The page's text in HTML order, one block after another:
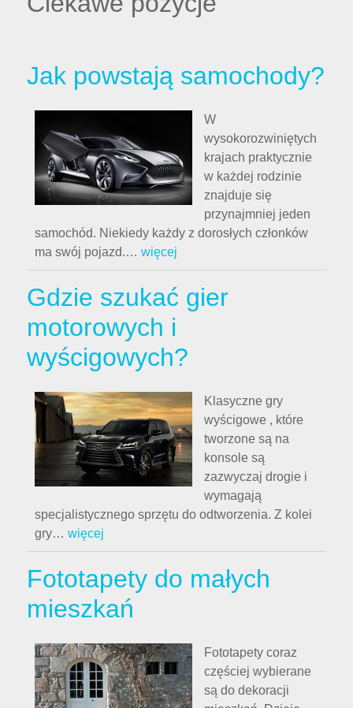
Jak powstają samochody?
W
wysokorozwiniętych
krajach praktycznie
w każdej rodzinie
znajduje się
przynajmniej jeden
samochód. Niekiedy każdy z dorosłych członków
ma swój pojazd.… więcej
Gdzie szukać gier
motorowych i
wyścigowych?
Klasyczne gry
wyścigowe , które
tworzone są na
konsole są
zazwyczaj drogie i
wymagają
specjalistycznego sprzętu do odtworzenia. Z kolei
gry… więcej
Fototapety do małych
mieszkań
Fototapety coraz
częściej wybierane
są do dekoracji